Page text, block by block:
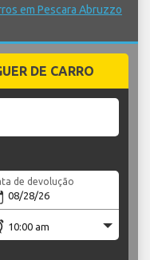
em Pescara Abruzzo
DE CARRO
de devolução